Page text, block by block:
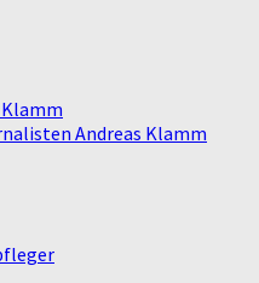
Andreas Klamm